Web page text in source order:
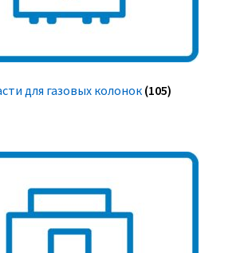
для газовых колонок (105)